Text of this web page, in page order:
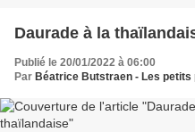
Daurade à la
Publié le 20/01/2022 à 06:00
Par Béatrice Butstraen - Les petits